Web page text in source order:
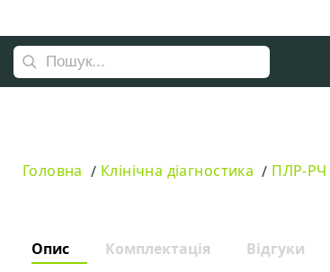
Головна Клінічна діагностика ПЛР-РЧ
Опис Комплектація Відгуки